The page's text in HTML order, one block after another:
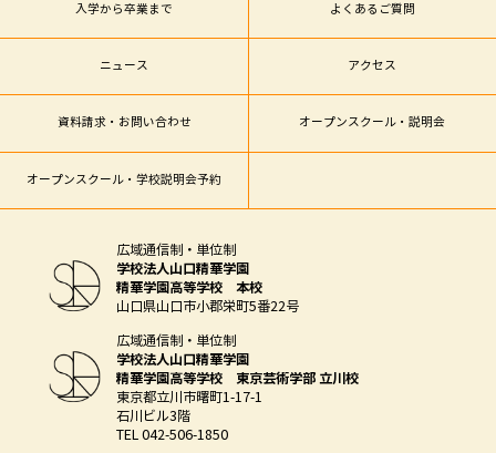
入学から卒業まで よくあるご質問
ニュース アクセス
資料請求・お問い合わせ オープンスクール・説明会
オープンスクール・学校説明会予約
広域通信制・単位制
学校法人山口精華学園
精華学園高等学校 本校
山口県山口市小郡栄町5番22号
広域通信制・単位制
学校法人山口精華学園
精華学園高等学校 東京芸術学部 立川校
東京都立川市曙町1-17-1
石川ビル3階
TEL 042-506-1850